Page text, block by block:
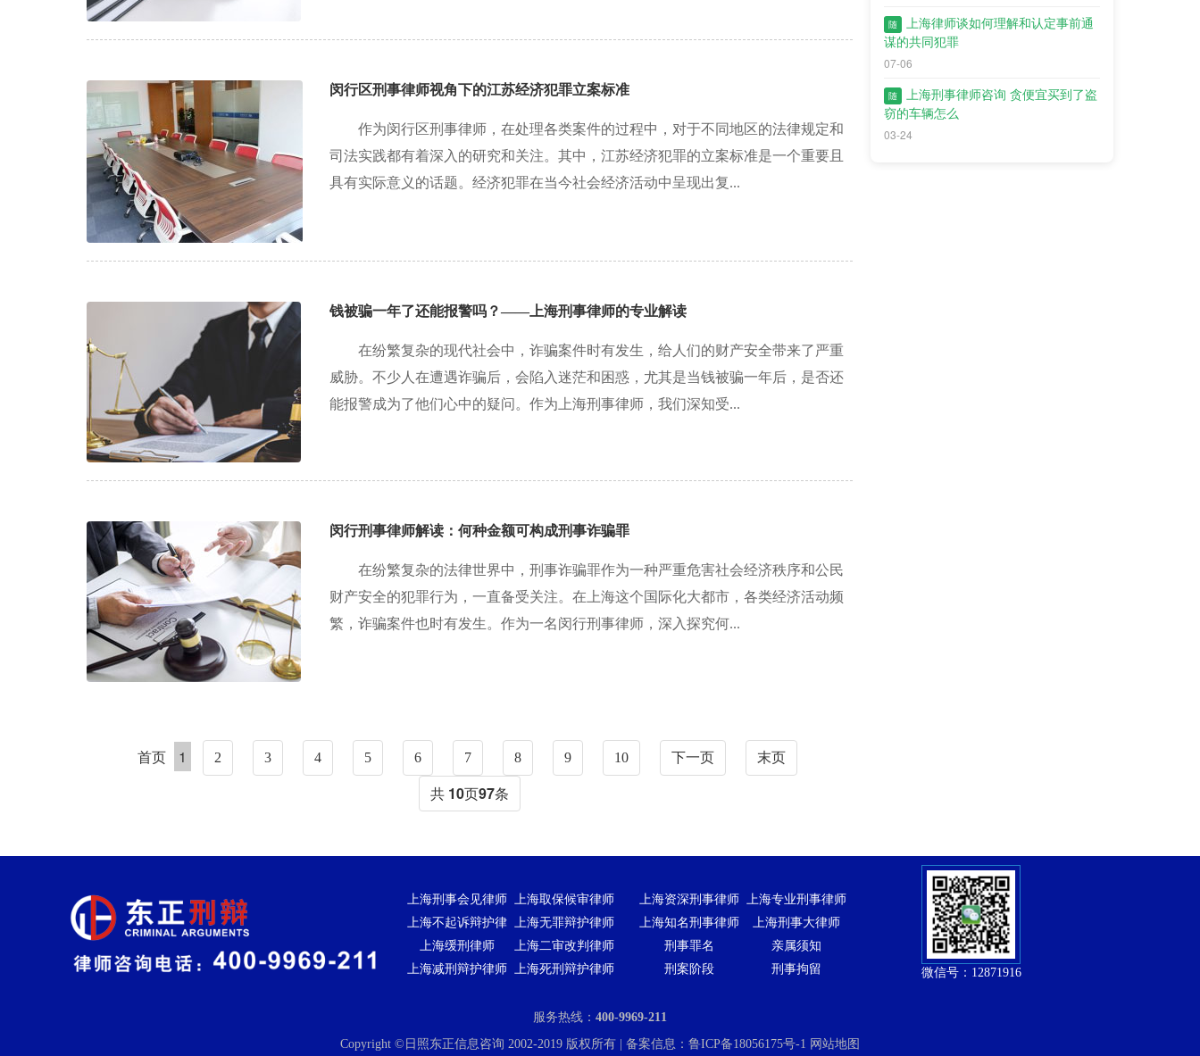
闵行区刑事律师视角下的江苏经济犯罪立案标准
作为闵行区刑事律师，在处理各类案件的过程中，对于不同地区的法律规定和
司法实践都有着深入的研究和关注。其中，江苏经济犯罪的立案标准是一个重要且
具有实际意义的话题。经济犯罪在当今社会经济活动中呈现出复...
钱被骗一年了还能报警吗？——上海刑事律师的专业解读
在纷繁复杂的现代社会中，诈骗案件时有发生，给人们的财产安全带来了严重
威胁。不少人在遭遇诈骗后，会陷入迷茫和困惑，尤其是当钱被骗一年后，是否还
能报警成为了他们心中的疑问。作为上海刑事律师，我们深知受...
闵行刑事律师解读：何种金额可构成刑事诈骗罪
在纷繁复杂的法律世界中，刑事诈骗罪作为一种严重危害社会经济秩序和公民
财产安全的犯罪行为，一直备受关注。在上海这个国际化大都市，各类经济活动频
繁，诈骗案件也时有发生。作为一名闵行刑事律师，深入探究何...
首页 1 2 3 4 5 6 7 8 9 10 下一页 末页
共 10页97条
随
上海律师谈如何理解和认定事前通
谋的共同犯罪
07-06
随
上海刑事律师咨询 贪便宜买到了盗
窃的车辆怎么
03-24
上海刑事会见律师 上海取保候审律师
上海不起诉辩护律 上海无罪辩护律师
上海缓刑律师
上海二审改判律师
上海减刑辩护律师 上海死刑辩护律师
上海资深刑事律师 上海专业刑事律师
上海知名刑事律师
上海刑事大律师
刑事罪名
亲属须知
刑案阶段
刑事拘留 微信号：12871916
服务热线： 400-9969-211
Copyright ©日照东正信息咨询 2002-2019 版权所有 | 备案信息： 鲁ICP备18056175号-1 网站地图